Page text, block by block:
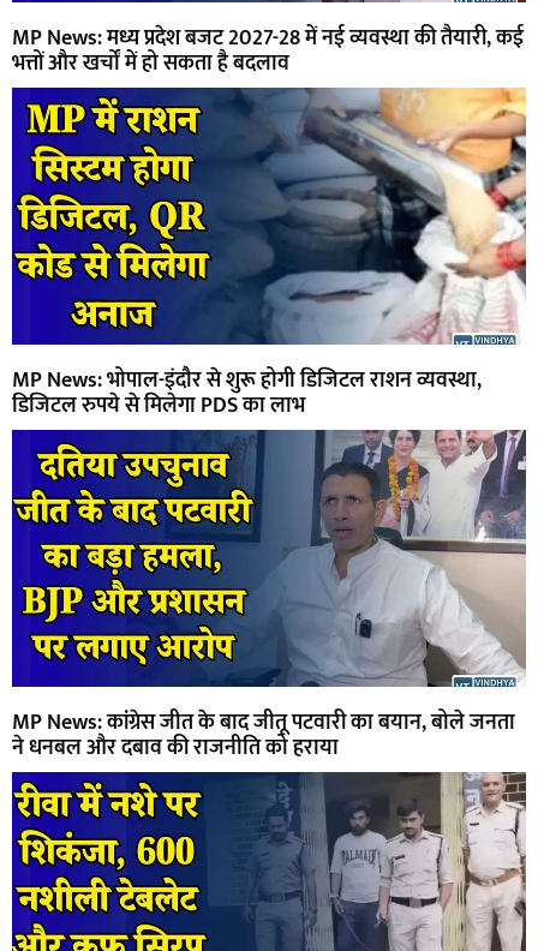
MP News: मध्य प्रदेश बजट 2027-28 में नई व्यवस्था की तैयारी, कई
भत्तों और खर्चों में हो सकता है बदलाव
MP News: भोपाल-इंदौर से शुरू होगी डिजिटल राशन व्यवस्था,
डिजिटल रुपये से मिलेगा PDS का लाभ
MP News: कांग्रेस जीत के बाद जीतू पटवारी का बयान, बोले जनता
ने धनबल और दबाव की राजनीति को हराया